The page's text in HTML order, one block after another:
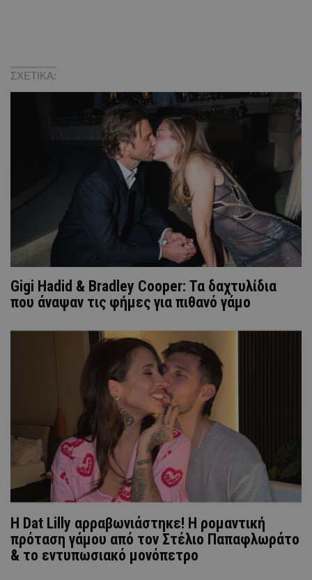
ΣΧΕΤΙΚΑ:
Gigi Hadid & Bradley Cooper: Τα δαχτυλίδια
που άναψαν τις φήμες για πιθανό γάμο
Η Dat Lilly αρραβωνιάστηκε! Η ρομαντική
πρόταση γάμου από τον Στέλιο Παπαφλωράτο
& το εντυπωσιακό μονόπετρο